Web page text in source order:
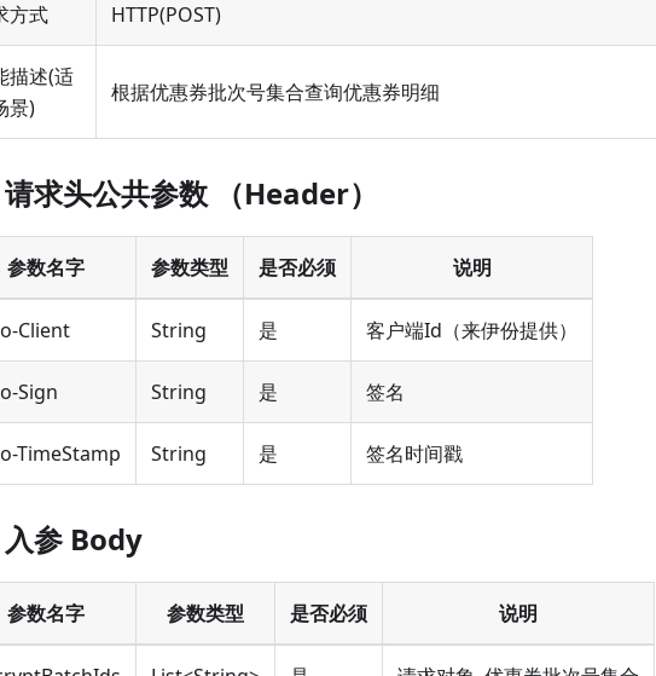
方式 HTTP(POST)
描述(适
景)
根据优惠券批次号集合查询优惠券明细
求头公共参数 （Header）
参数名字 参数类型 是否必须 说明
Client String 是 客户端Id（来伊份提供）
Sign String 是 签名
TimeStamp String 是 签名时间戳
参 Body
参数名字 参数类型 是否必须 说明